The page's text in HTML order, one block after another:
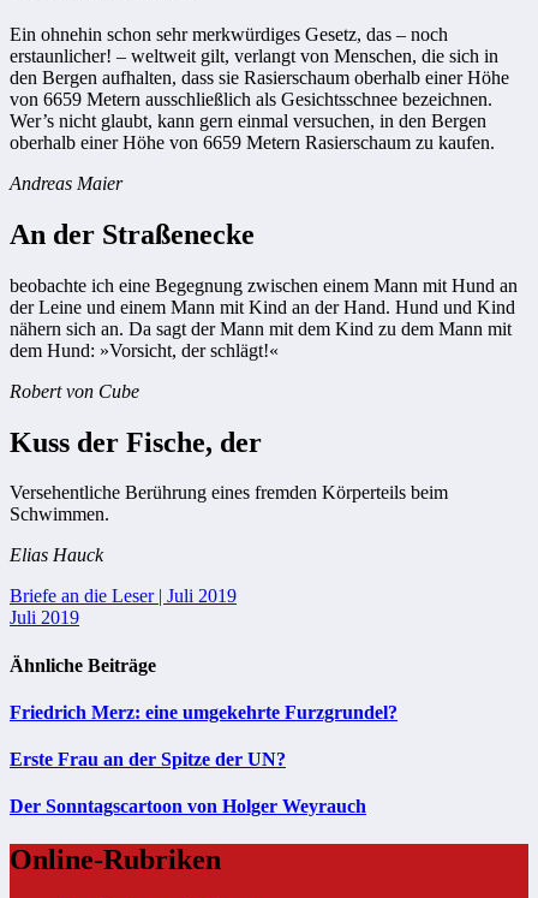
Ein ohnehin schon sehr merkwürdiges Gesetz, das – noch
erstaunlicher! – weltweit gilt, verlangt von Menschen, die sich in
den Bergen aufhalten, dass sie Rasierschaum oberhalb einer Höhe
von 6659 Metern ausschließlich als Gesichtsschnee bezeichnen.
Wer’s nicht glaubt, kann gern einmal versuchen, in den Bergen
oberhalb einer Höhe von 6659 Metern Rasierschaum zu kaufen.
Andreas Maier
An der Straßenecke
beobachte ich eine Begegnung zwischen einem Mann mit Hund an
der Leine und einem Mann mit Kind an der Hand. Hund und Kind
nähern sich an. Da sagt der Mann mit dem Kind zu dem Mann mit
dem Hund: »Vorsicht, der schlägt!«
Robert von Cube
Kuss der Fische, der
Versehentliche Berührung eines fremden Körperteils beim
Schwimmen.
Elias Hauck
Beitragsnavigation
Briefe an die Leser | Juli 2019
Juli 2019
Ähnliche Beiträge
Friedrich Merz: eine umgekehrte Furzgrundel?
Erste Frau an der Spitze der UN?
Der Sonntagscartoon von Holger Weyrauch
Online-Rubriken